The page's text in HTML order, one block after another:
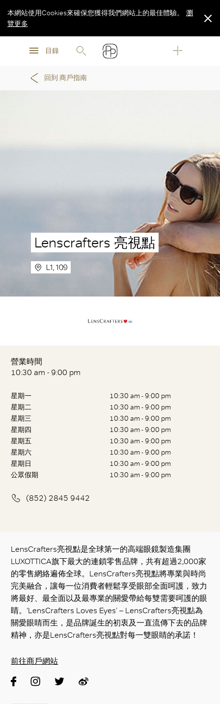
瀏
目錄
本網站使用Cookies來確保您獲得我們網站上的最佳體驗。
瀏
覽更多
回到 商戶指南
Lenscrafters 亮視點
L1, 109
營業時間
10:30 am - 9:00 pm
星期一
10:30 am - 9:00 pm
星期二
10:30 am - 9:00 pm
星期三
10:30 am - 9:00 pm
星期四
10:30 am - 9:00 pm
星期五
10:30 am - 9:00 pm
星期六
10:30 am - 9:00 pm
星期日
10:30 am - 9:00 pm
公眾假期
10:30 am - 9:00 pm
(852) 2845 9442
LensCrafters亮視點是全球第一的高端眼鏡製造集團
LUXOTTICA旗下最大的連鎖零售品牌，共有超過2,000家
的零售網絡遍佈全球。LensCrafters亮視點將專業與時尚
完美融合，讓每一位消費者輕鬆享受眼部全面呵護，致力
將最好、最全面以及最專業的關愛帶給每雙需要呵護的眼
睛。‘LensCrafters Loves Eyes’ – LensCrafters亮視點為
關愛眼睛而生，是品牌誕生的初衷及一直流傳下去的品牌
精神，亦是LensCrafters亮視點對每一雙眼睛的承諾！
前往商戶網站